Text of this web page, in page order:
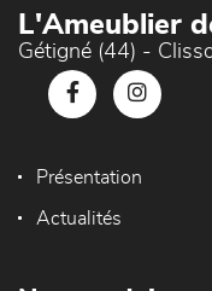
literie
décoration
L'Ameublier
Gétigné (44) -
Présentation
Actualités